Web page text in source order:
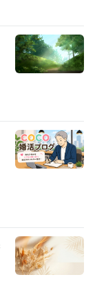
年
年